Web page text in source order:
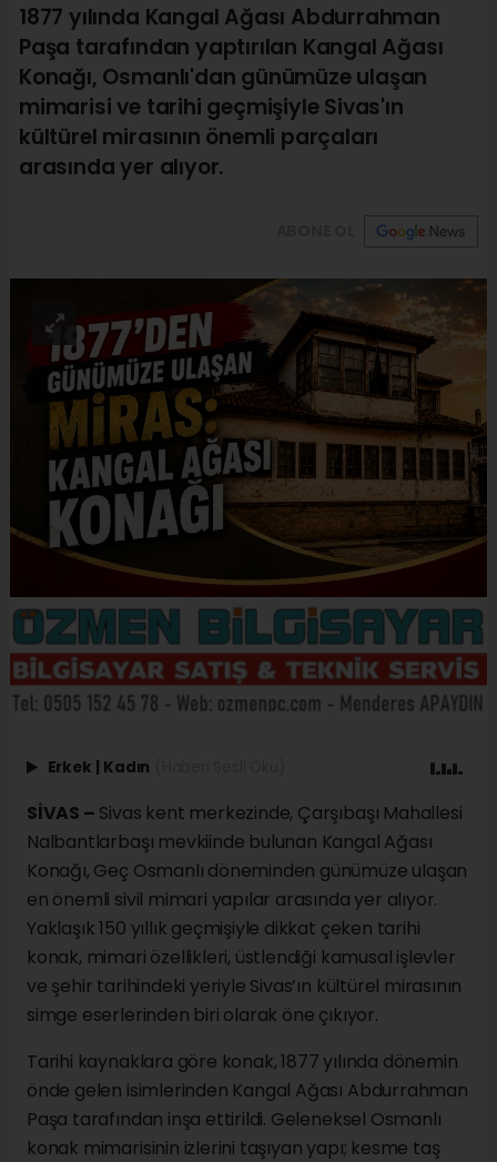
1877 yılında Kangal Ağası Abdurrahman
Paşa tarafından yaptırılan Kangal Ağası
Konağı, Osmanlı'dan günümüze ulaşan
mimarisi ve tarihi geçmişiyle Sivas'ın
kültürel mirasının önemli parçaları
arasında yer alıyor.
Erkek | Kadın
SİVAS – Sivas kent merkezinde, Çarşıbaşı Mahallesi
Nalbantlarbaşı mevkiinde bulunan Kangal Ağası
Konağı, Geç Osmanlı döneminden günümüze ulaşan
en önemli sivil mimari yapılar arasında yer alıyor.
Yaklaşık 150 yıllık geçmişiyle dikkat çeken tarihi
konak, mimari özellikleri, üstlendiği kamusal işlevler
ve şehir tarihindeki yeriyle Sivas’ın kültürel mirasının
simge eserlerinden biri olarak öne çıkıyor.
Tarihi kaynaklara göre konak, 1877 yılında dönemin
önde gelen isimlerinden Kangal Ağası Abdurrahman
Paşa tarafından inşa ettirildi. Geleneksel Osmanlı
konak mimarisinin izlerini taşıyan yapı; kesme taş